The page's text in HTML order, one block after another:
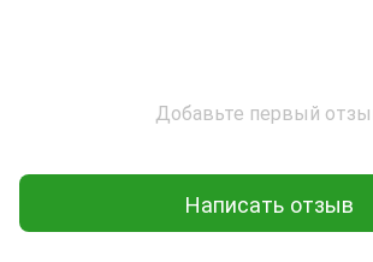
Добавьте первый
Написать отзыв